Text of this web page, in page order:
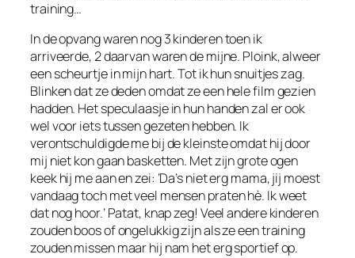
training…
In de opvang waren nog 3 kinderen toen ik
arriveerde, 2 daarvan waren de mijne. Ploink, alweer
een scheurtje in mijn hart. Tot ik hun snuitjes zag.
Blinken dat ze deden omdat ze een hele film gezien
hadden. Het speculaasje in hun handen zal er ook
wel voor iets tussen gezeten hebben. Ik
verontschuldigde me bij de kleinste omdat hij door
mij niet kon gaan basketten. Met zijn grote ogen
keek hij me aan en zei: ‘Da’s niet erg mama, jij moest
vandaag toch met veel mensen praten hè. Ik weet
dat nog hoor.’ Patat, knap zeg! Veel andere kinderen
zouden boos of ongelukkig zijn als ze een training
zouden missen maar hij nam het erg sportief op.